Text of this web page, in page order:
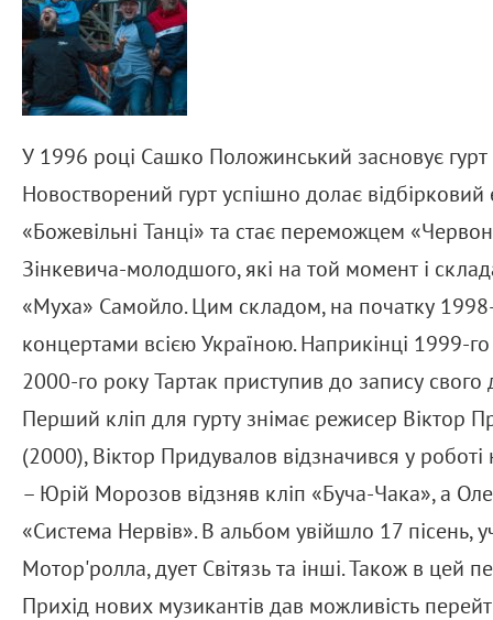
У 1996 році Сашко Положинський засновує гурт
Новостворений гурт успішно долає
«Божевільні Танці» та стає переможцем
Зінкевича-молодшого, які на той момент і
«Муха» Самойло. Цим складом, на початку
концертами всією Україною. Наприкінці 1999-
2000-го року Тартак приступив до запису
Перший кліп для гурту знімає режисер Віктор
(2000), Віктор Придувалов відзначився у
– Юрій Морозов відзняв кліп «Буча-Чака», а
«Система Нервів». В альбом увійшло 17 пісень,
Мотор'ролла, дует Світязь та інші. Також в цей
Прихід нових музикантів дав можливість